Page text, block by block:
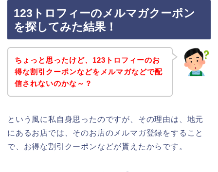
123トロフィーのメルマガクーポン
を探してみた結果！
ちょっと思ったけど、123トロフィーのお
得な割引クーポンなどをメルマガなどで配
信されないのかな～？
という風に私自身思ったのですが、その理由は、地元
にあるお店では、そのお店のメルマガ登録をすること
で、お得な割引クーポンなどが貰えたからです。